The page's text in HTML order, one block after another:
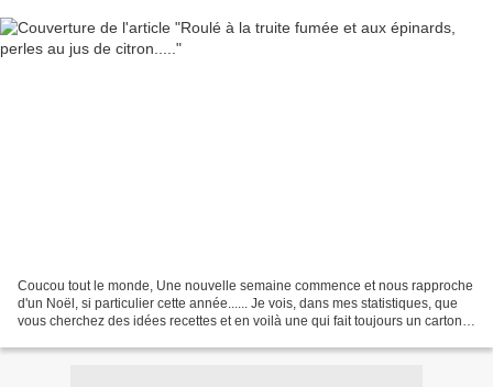
Coucou tout le monde, Une nouvelle semaine commence et nous rapproche
d'un Noël, si particulier cette année...... Je vois, dans mes statistiques, que
vous cherchez des idées recettes et en voilà une qui fait toujours un carton